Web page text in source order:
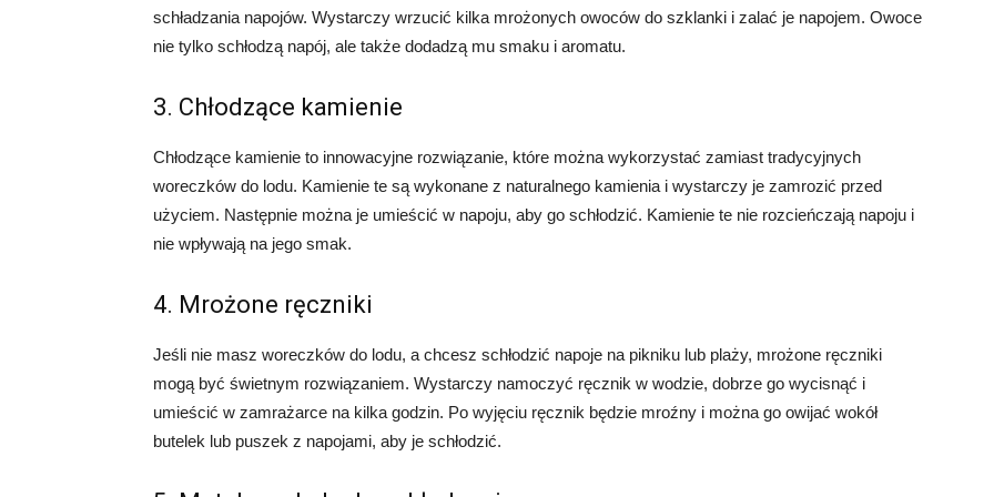
schładzania napojów. Wystarczy wrzucić kilka mrożonych owoców do szklanki i zalać je napojem. Owoce
nie tylko schłodzą napój, ale także dodadzą mu smaku i aromatu.
3. Chłodzące kamienie
Chłodzące kamienie to innowacyjne rozwiązanie, które można wykorzystać zamiast tradycyjnych
woreczków do lodu. Kamienie te są wykonane z naturalnego kamienia i wystarczy je zamrozić przed
użyciem. Następnie można je umieścić w napoju, aby go schłodzić. Kamienie te nie rozcieńczają napoju i
nie wpływają na jego smak.
4. Mrożone ręczniki
Jeśli nie masz woreczków do lodu, a chcesz schłodzić napoje na pikniku lub plaży, mrożone ręczniki
mogą być świetnym rozwiązaniem. Wystarczy namoczyć ręcznik w wodzie, dobrze go wycisnąć i
umieścić w zamrażarce na kilka godzin. Po wyjęciu ręcznik będzie mroźny i można go owijać wokół
butelek lub puszek z napojami, aby je schłodzić.